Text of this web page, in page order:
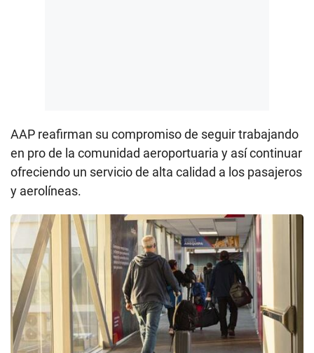
AAP reafirman su compromiso de seguir trabajando
en pro de la comunidad aeroportuaria y así continuar
ofreciendo un servicio de alta calidad a los pasajeros
y aerolíneas.